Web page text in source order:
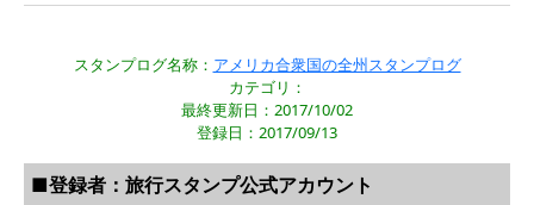
スタンプログ名称： アメリカ合衆国の全州スタンプログ
カテゴリ：
最終更新日：2017/10/02
登録日：2017/09/13
■登録者：旅行スタンプ公式アカウント